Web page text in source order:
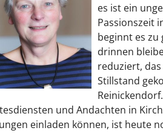
es ist ein
Passionszeit
beginnt es
drinnen
reduziert,
Stillstand
und Andachten in
einladen können, ist heute